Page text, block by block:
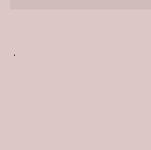
.